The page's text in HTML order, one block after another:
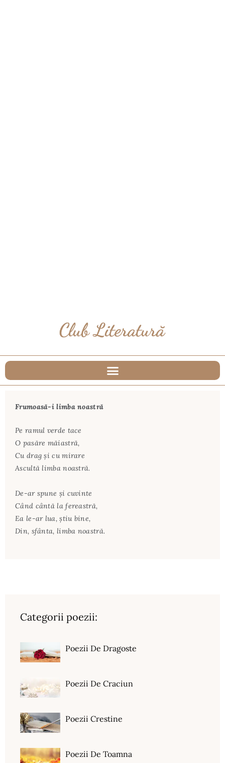
Frumoasă-i limba noastră
Pe ramul verde tace
O pasăre măiastră,
Cu drag și cu mirare
Ascultă limba noastră.
De-ar spune și cuvinte
Când cântă la fereastră,
Ea le-ar lua, știu bine,
Din, sfânta, limba noastră.
Categorii poezii:
Poezii De Dragoste
Poezii De Craciun
Poezii Crestine
Poezii De Toamna